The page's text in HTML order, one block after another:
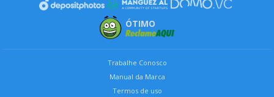
ÓTIMO
Trabalhe Conosco
Manual da Marca
Termos de uso